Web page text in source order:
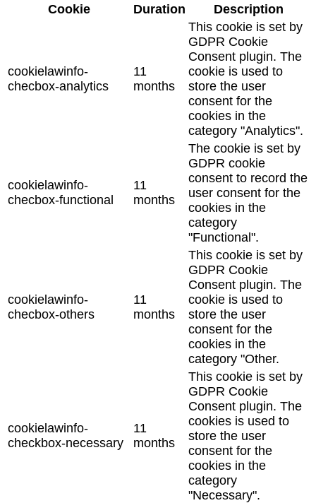
Cookie
Duration Description
cookielawinfo-
checbox-analytics
11
months
This cookie is set by
GDPR Cookie
Consent plugin. The
cookie is used to
store the user
consent for the
cookies in the
category "Analytics".
cookielawinfo-
checbox-functional
11
months
The cookie is set by
GDPR cookie
consent to record the
user consent for the
cookies in the
category
"Functional".
cookielawinfo-
checbox-others
11
months
This cookie is set by
GDPR Cookie
Consent plugin. The
cookie is used to
store the user
consent for the
cookies in the
category "Other.
cookielawinfo-
checkbox-necessary
11
months
This cookie is set by
GDPR Cookie
Consent plugin. The
cookies is used to
store the user
consent for the
cookies in the
category
"Necessary".